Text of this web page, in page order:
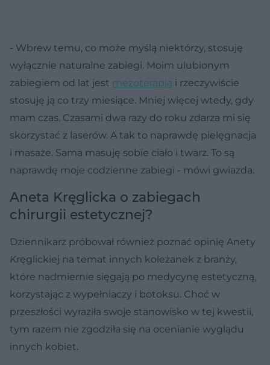
- Wbrew temu, co może myślą niektórzy, stosuję
wyłącznie naturalne zabiegi. Moim ulubionym
zabiegiem od lat jest mezoterapia i rzeczywiście
stosuję ją co trzy miesiące. Mniej więcej wtedy, gdy
mam czas. Czasami dwa razy do roku zdarza mi się
skorzystać z laserów. A tak to naprawdę pielęgnacja
i masaże. Sama masuję sobie ciało i twarz. To są
naprawdę moje codzienne zabiegi - mówi gwiazda.
Aneta Kręglicka o zabiegach
chirurgii estetycznej?
Dziennikarz próbował również poznać opinię Anety
Kręglickiej na temat innych koleżanek z branży,
które nadmiernie sięgają po medycynę estetyczną,
korzystając z wypełniaczy i botoksu. Choć w
przeszłości wyraziła swoje stanowisko w tej kwestii,
tym razem nie zgodziła się na ocenianie wyglądu
innych kobiet.